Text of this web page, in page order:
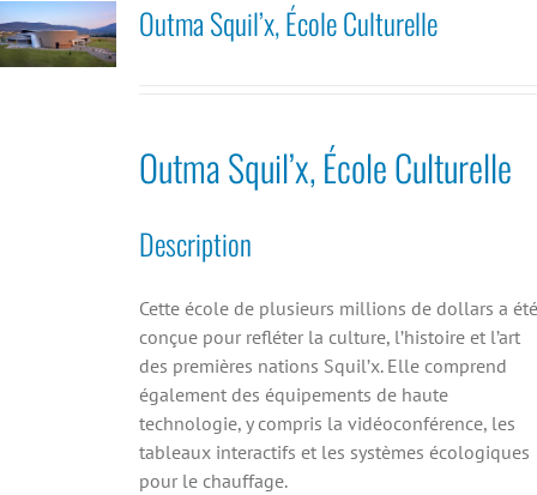
Outma Squil’x, École Culturelle
Outma Squil’x, École Culturelle
Description
Cette école de plusieurs millions de dollars a été
conçue pour refléter la culture, l’histoire et l’art
des premières nations Squil’x. Elle comprend
également des équipements de haute
technologie, y compris la vidéoconférence, les
tableaux interactifs et les systèmes écologiques
pour le chauffage.